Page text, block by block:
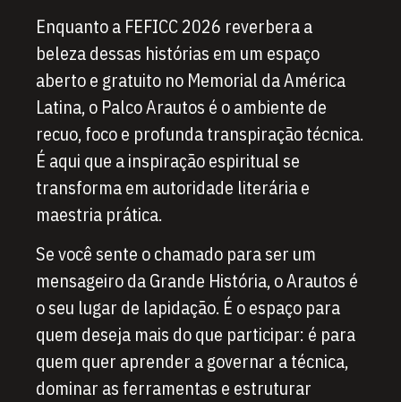
Enquanto a FEFICC 2026 reverbera a
beleza dessas histórias em um espaço
aberto e gratuito no Memorial da América
Latina, o Palco Arautos é o ambiente de
recuo, foco e profunda transpiração técnica.
É aqui que a inspiração espiritual se
transforma em autoridade literária e
maestria prática.
Se você sente o chamado para ser um
mensageiro da Grande História, o Arautos é
o seu lugar de lapidação. É o espaço para
quem deseja mais do que participar: é para
quem quer aprender a governar a técnica,
dominar as ferramentas e estruturar